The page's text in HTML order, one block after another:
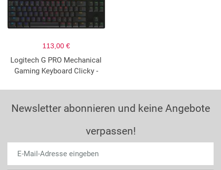
113,00 €
Logitech G PRO Mechanical
Gaming Keyboard Clicky -
Newsletter abonnieren und keine Angebote
verpassen!